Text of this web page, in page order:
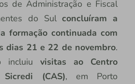
de Administração e Fiscal
do Sulconcluíram a
formação continuada com
dias 21 e 22 de novembro.
incluiuvisitas ao Centro
(CAS), em Porto